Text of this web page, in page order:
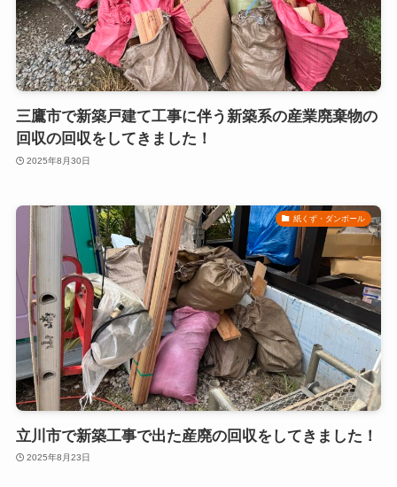
三鷹市で新築戸建て工事に伴う新築系の産業廃棄物の
回収の回収をしてきました！
2025年8月30日
紙くず・ダンボール
立川市で新築工事で出た産廃の回収をしてきました！
2025年8月23日